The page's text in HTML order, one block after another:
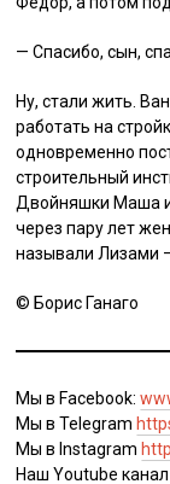
— Спасибо, сын,
Ну, стали жить.
работать на
одновременно
строительный
Двойняшки Маша
через пару лет
называли Лизами
©️ Борис Ганаго
Мы в Facebook:
Мы в Telegram
Мы в Instagram
Наш Youtube канал